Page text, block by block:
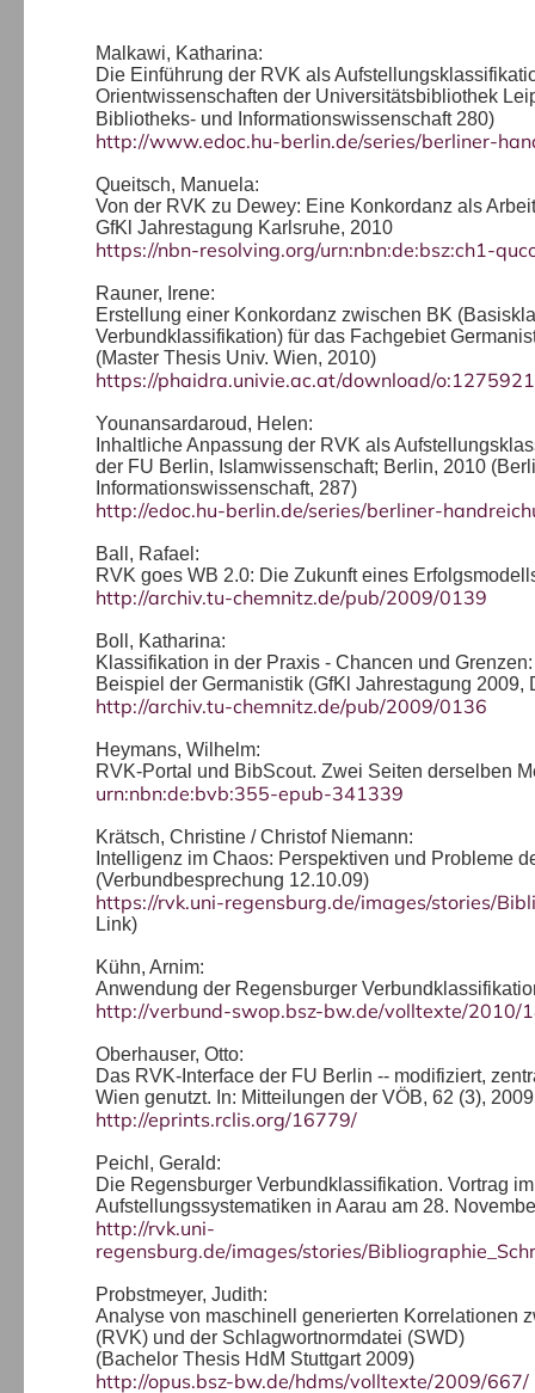
Malkawi, Katharina:
Die Einführung der RVK als
Orientwissenschaften der Universitätsbibliothek
Bibliotheks- und Informationswissenschaft 280)
http://www.edoc.hu-berlin.de/series/berliner-
Queitsch, Manuela:
Von der RVK zu Dewey: Eine Konkordanz als
GfKl Jahrestagung Karlsruhe, 2010
https://nbn-resolving.org/urn:nbn:de:bsz:ch1-
Rauner, Irene:
Erstellung einer Konkordanz zwischen BK
Verbundklassifikation) für das Fachgebiet
(Master Thesis Univ. Wien, 2010)
https://phaidra.univie.ac.at/download/o:1275921
Younansardaroud, Helen:
Inhaltliche Anpassung der RVK als
der FU Berlin, Islamwissenschaft; Berlin, 2010
Informationswissenschaft, 287)
http://edoc.hu-berlin.de/series/berliner-
Ball, Rafael:
RVK goes WB 2.0: Die Zukunft eines
http://archiv.tu-chemnitz.de/pub/2009/0139
Boll, Katharina:
Klassifikation in der Praxis - Chancen und
Beispiel der Germanistik (GfKl Jahrestagung 2009,
http://archiv.tu-chemnitz.de/pub/2009/0136
Heymans, Wilhelm:
RVK-Portal und BibScout. Zwei Seiten derselben
urn:nbn:de:bvb:355-epub-341339
Krätsch, Christine / Christof Niemann:
Intelligenz im Chaos: Perspektiven und Probleme
(Verbundbesprechung 12.10.09)
https://rvk.uni-regensburg.de/images/stories/
Link)
Kühn, Arnim:
Anwendung der Regensburger
http://verbund-swop.bsz-bw.de/volltexte/2010/
Oberhauser, Otto:
Das RVK-Interface der FU Berlin -- modifiziert,
Wien genutzt. In: Mitteilungen der VÖB, 62 (3),
http://eprints.rclis.org/16779/
Peichl, Gerald:
Die Regensburger Verbundklassifikation. Vortrag
Aufstellungssystematiken in Aarau am 28.
http://rvk.uni-
regensburg.de/images/stories/
Probstmeyer, Judith:
Analyse von maschinell generierten Korrelationen
(RVK) und der Schlagwortnormdatei (SWD)
(Bachelor Thesis HdM Stuttgart 2009)
http://opus.bsz-bw.de/hdms/volltexte/2009/667/